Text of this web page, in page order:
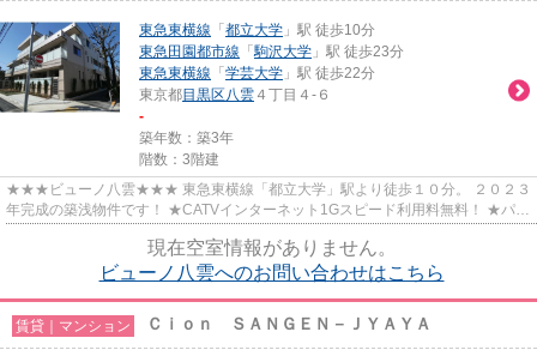
東急東横線 「 都立大学 」駅 徒歩10分
東急田園都市線 「駒沢大学 」駅 徒歩23分
東急東横線 「 学芸大学 」駅 徒歩22分
東京都目黒区八雲 ４丁目４-６
-
築年数：築3年
階数：3階建
★★★ビューノ八雲★★★ 東急東横線「都立大学」駅より徒歩１０分。 ２０２３
年完成の築浅物件です！ ★CATVインターネット1Gスピード利用料無料！ ★パナ
現在空室情報がありません。
ビューノ八雲へのお問い合わせはこちら
賃貸｜マンション Ｃｉｏｎ ＳＡＮＧＥＮ－ＪＹＡＹＡ